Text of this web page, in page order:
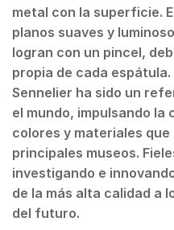
metal con la superficie.
planos suaves y
logran con un pincel,
propia de cada espátula.
Sennelier ha sido un
el mundo, impulsando
colores y materiales
principales museos.
investigando e
de la más alta calidad a
del futuro.